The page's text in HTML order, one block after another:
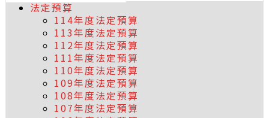
法定預算
114年度法定預算
113年度法定預算
112年度法定預算
111年度法定預算
110年度法定預算
109年度法定預算
108年度法定預算
107年度法定預算